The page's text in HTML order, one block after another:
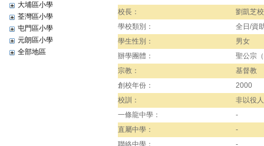
大埔區小學
荃灣區小學
屯門區小學
元朗區小學
全部地區
校長：
劉凱芝
學校類別：
全日/資
學生性別：
男女
辦學團體：
聖公宗
宗教：
基督教
創校年份：
2000
校訓：
非以役
一條龍中學：
-
直屬中學：
-
聯絡中學：
-